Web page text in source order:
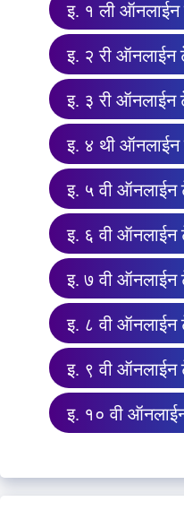
इ. १ ली ऑनलाईन
इ. २ री ऑनलाईन
इ. ३ री ऑनलाईन
इ. ४ थी ऑनलाईन
इ. ५ वी ऑनलाईन
इ. ६ वी ऑनलाईन
इ. ७ वी ऑनलाईन
इ. ८ वी ऑनलाईन
इ. ९ वी ऑनलाईन
इ. १० वी